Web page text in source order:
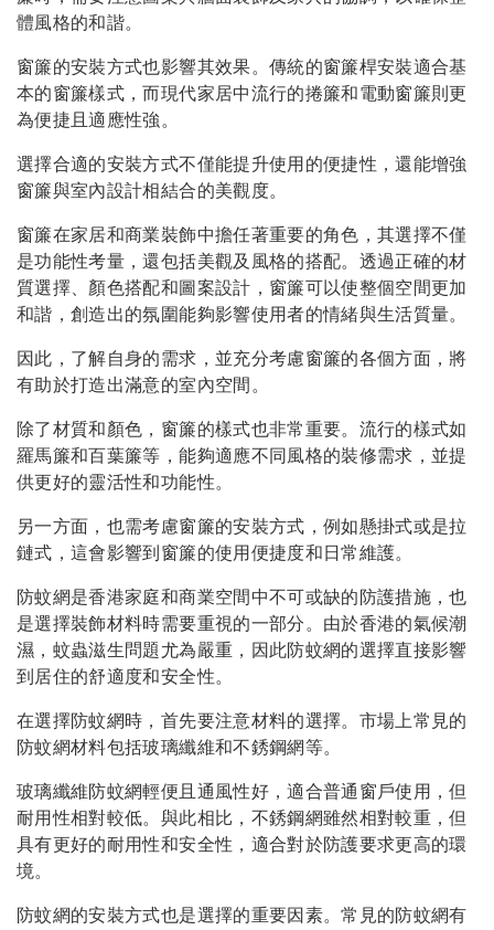
體風格的和諧。
窗簾的安裝方式也影響其效果。傳統的窗簾桿安裝適合基
本的窗簾樣式，而現代家居中流行的捲簾和電動窗簾則更
為便捷且適應性強。
選擇合適的安裝方式不僅能提升使用的便捷性，還能增強
窗簾與室內設計相結合的美觀度。
窗簾在家居和商業裝飾中擔任著重要的角色，其選擇不僅
是功能性考量，還包括美觀及風格的搭配。透過正確的材
質選擇、顏色搭配和圖案設計，窗簾可以使整個空間更加
和諧，創造出的氛圍能夠影響使用者的情緒與生活質量。
因此，了解自身的需求，並充分考慮窗簾的各個方面，將
有助於打造出滿意的室內空間。
除了材質和顏色，窗簾的樣式也非常重要。流行的樣式如
羅馬簾和百葉簾等，能夠適應不同風格的裝修需求，並提
供更好的靈活性和功能性。
另一方面，也需考慮窗簾的安裝方式，例如懸掛式或是拉
鏈式，這會影響到窗簾的使用便捷度和日常維護。
防蚊網是香港家庭和商業空間中不可或缺的防護措施，也
是選擇裝飾材料時需要重視的一部分。由於香港的氣候潮
濕，蚊蟲滋生問題尤為嚴重，因此防蚊網的選擇直接影響
到居住的舒適度和安全性。
在選擇防蚊網時，首先要注意材料的選擇。市場上常見的
防蚊網材料包括玻璃纖維和不銹鋼網等。
玻璃纖維防蚊網輕便且通風性好，適合普通窗戶使用，但
耐用性相對較低。與此相比，不銹鋼網雖然相對較重，但
具有更好的耐用性和安全性，適合對於防護要求更高的環
境。
防蚊網的安裝方式也是選擇的重要因素。常見的防蚊網有